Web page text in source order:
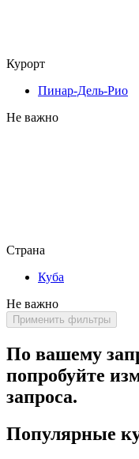
Курорт
Пинар-Дель-Рио
Не важно
Страна
Куба
Не важно
Применить фильтры
По вашему
попробуйте
запроса.
Популярные